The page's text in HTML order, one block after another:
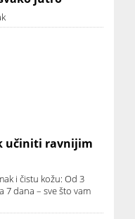
učiniti ravnijim
i čistu kožu: Od 3
7 dana – sve što vam